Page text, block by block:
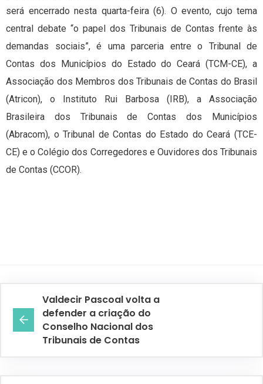
será encerrado nesta quarta-feira (6). O evento, cujo tema
central debate “o papel dos Tribunais de Contas frente às
demandas sociais”, é uma parceria entre o Tribunal de
Contas dos Municípios do Estado do Ceará (TCM-CE), a
Associação dos Membros dos Tribunais de Contas do Brasil
(Atricon), o Instituto Rui Barbosa (IRB), a Associação
Brasileira dos Tribunais de Contas dos Municípios
(Abracom), o Tribunal de Contas do Estado do Ceará (TCE-
CE) e o Colégio dos Corregedores e Ouvidores dos Tribunais
de Contas (CCOR).
Valdecir Pascoal volta a
defender a criação do
Conselho Nacional dos
Tribunais de Contas